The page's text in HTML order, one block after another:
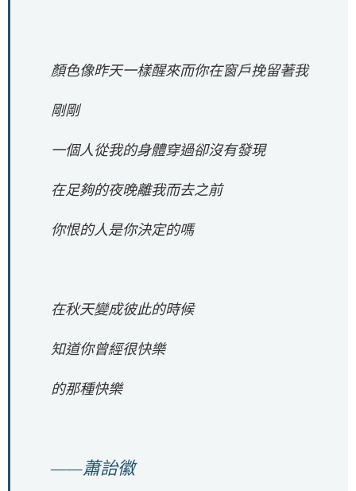
顏色像昨天一樣醒來而你在窗戶挽留著我
剛剛
一個人從我的身體穿過卻沒有發現
在足夠的夜晚離我而去之前
你恨的人是你決定的嗎
在秋天變成彼此的時候
知道你曾經很快樂
的那種快樂
——蕭詒徽